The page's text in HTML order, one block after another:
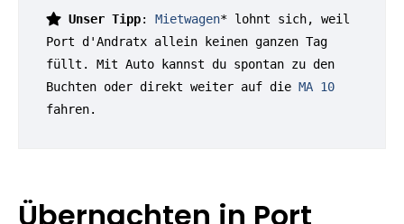
Unser Tipp: Mietwagen* lohnt sich, weil
Port d'Andratx allein keinen ganzen Tag
füllt. Mit Auto kannst du spontan zu den
Buchten oder direkt weiter auf die MA 10
fahren.
Übernachten in Port